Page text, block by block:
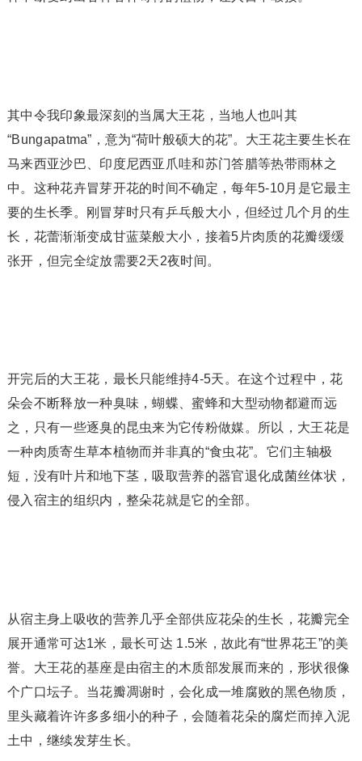
其中令我印象最深刻的当属大王花，当地人也叫其
“Bungapatma”，意为“荷叶般硕大的花”。大王花主要生长在
马来西亚沙巴、印度尼西亚爪哇和苏门答腊等热带雨林之
中。这种花卉冒芽开花的时间不确定，每年5-10月是它最主
要的生长季。刚冒芽时只有乒乓般大小，但经过几个月的生
长，花蕾渐渐变成甘蓝菜般大小，接着5片肉质的花瓣缓缓
张开，但完全绽放需要2天2夜时间。
开完后的大王花，最长只能维持4-5天。在这个过程中，花
朵会不断释放一种臭味，蝴蝶、蜜蜂和大型动物都避而远
之，只有一些逐臭的昆虫来为它传粉做媒。所以，大王花是
一种肉质寄生草本植物而并非真的“食虫花”。它们主轴极
短，没有叶片和地下茎，吸取营养的器官退化成菌丝体状，
侵入宿主的组织内，整朵花就是它的全部。
从宿主身上吸收的营养几乎全部供应花朵的生长，花瓣完全
展开通常可达1米，最长可达 1.5米，故此有“世界花王”的美
誉。大王花的基座是由宿主的木质部发展而来的，形状很像
个广口坛子。当花瓣凋谢时，会化成一堆腐败的黑色物质，
里头藏着许许多多细小的种子，会随着花朵的腐烂而掉入泥
土中，继续发芽生长。